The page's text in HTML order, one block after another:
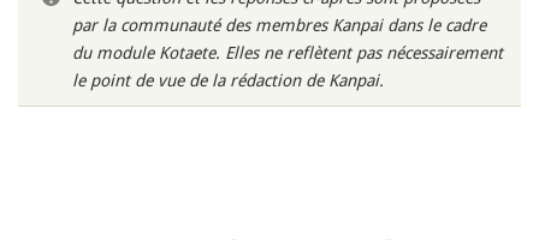
par la communauté des membres Kanpai dans le cadre
du module Kotaete. Elles ne reflètent pas nécessairement
le point de vue de la rédaction de Kanpai.